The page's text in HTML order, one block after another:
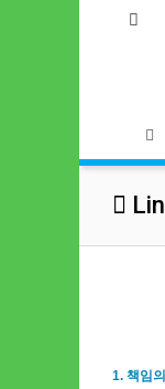
1. 책임